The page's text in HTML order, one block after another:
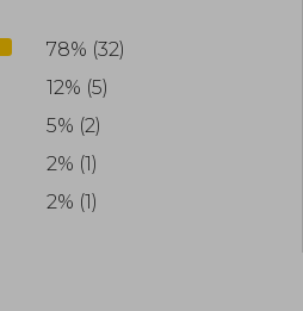
78% (32)
12% (5)
5% (2)
2% (1)
2% (1)